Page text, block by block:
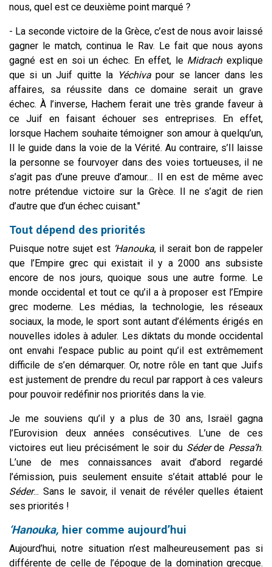
nous, quel est ce deuxième point marqué ?
- La seconde victoire de la Grèce, c’est de nous avoir laissé
gagner le match, continua le Rav. Le fait que nous ayons
gagné est en soi un échec. En effet, le Midrachexplique
que si un Juif quitte la Yéchivapour se lancer dans les
affaires, sa réussite dans ce domaine serait un grave
échec. À l’inverse, Hachem ferait une très grande faveur à
ce Juif en faisant échouer ses entreprises. En effet,
lorsque Hachem souhaite témoigner son amour à quelqu’un,
Il le guide dans la voie de la Vérité. Au contraire, s’Il laisse
la personne se fourvoyer dans des voies tortueuses, il ne
s’agit pas d’une preuve d’amour… Il en est de même avec
notre prétendue victoire sur la Grèce. Il ne s’agit de rien
d’autre que d’un échec cuisant."
Tout dépend des priorités
Puisque notre sujet est ‘Hanouka, il serait bon de rappeler
que l’Empire grec qui existait il y a 2000 ans subsiste
encore de nos jours, quoique sous une autre forme. Le
monde occidental et tout ce qu’il a à proposer est l’Empire
grec moderne. Les médias, la technologie, les réseaux
sociaux, la mode, le sport sont autant d’éléments érigés en
nouvelles idoles à aduler. Les diktats du monde occidental
ont envahi l’espace public au point qu’il est extrêmement
difficile de s’en démarquer. Or, notre rôle en tant que Juifs
est justement de prendre du recul par rapport à ces valeurs
pour pouvoir redéfinir nos priorités dans la vie.
Je me souviens qu’il y a plus de 30 ans, Israël gagna
l’Eurovision deux années consécutives. L’une de ces
victoires eut lieu précisément le soir du Séderde Pessa’h.
L’une de mes connaissances avait d’abord regardé
l’émission, puis seulement ensuite s’était attablé pour le
Séder... Sans le savoir, il venait de révéler quelles étaient
ses priorités !
‘Hanouka, hier comme aujourd’hui
Aujourd’hui, notre situation n’est malheureusement pas si
différente de celle de l’époque de la domination grecque.